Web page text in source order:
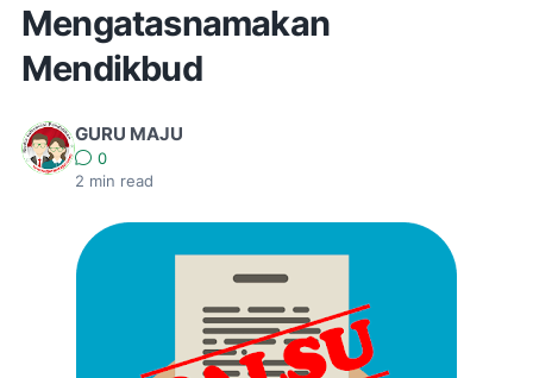
Mengatasnamakan
Mendikbud
GURU MAJU
0
2 min read